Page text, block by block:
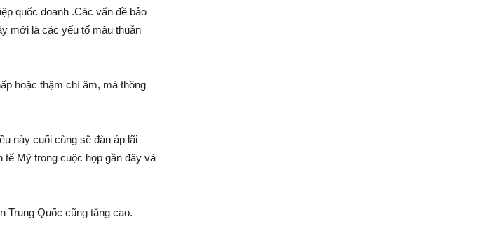
quốc doanh .Các vấn đề bảo
mới là các yếu tố mâu thuẫn
hoặc thậm chí âm, mà thông
này cuối cùng sẽ đàn áp lãi
tế Mỹ trong cuộc họp gần đây và
Trung Quốc cũng tăng cao.